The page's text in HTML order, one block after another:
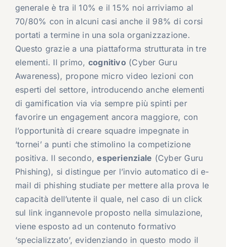
generale è tra il 10% e il 15% noi arriviamo al
70/80% con in alcuni casi anche il 98% di corsi
portati a termine in una sola organizzazione.
Questo grazie a una piattaforma strutturata in tre
elementi. Il primo, cognitivo (Cyber Guru
Awareness), propone micro video lezioni con
esperti del settore, introducendo anche elementi
di gamification via via sempre più spinti per
favorire un engagement ancora maggiore, con
l’opportunità di creare squadre impegnate in
‘tornei’ a punti che stimolino la competizione
positiva. Il secondo,esperienziale (Cyber Guru
Phishing), si distingue per l’invio automatico di e-
mail di phishing studiate per mettere alla prova le
capacità dell’utente il quale, nel caso di un click
sul link ingannevole proposto nella simulazione,
viene esposto ad un contenuto formativo
‘specializzato’, evidenziando in questo modo il